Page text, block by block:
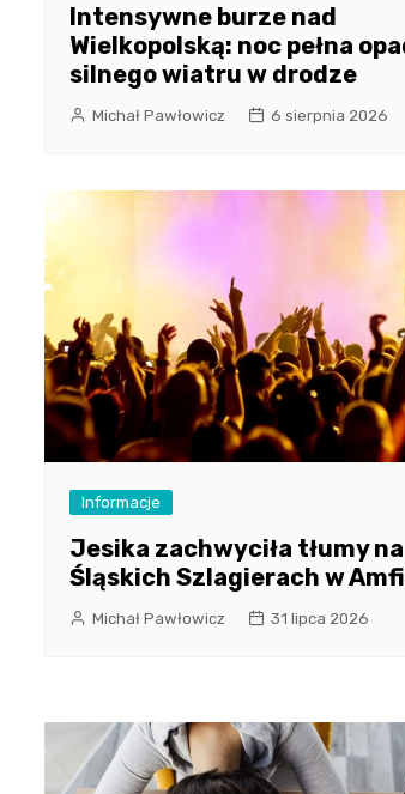
Intensywne burze nad
Wielkopolską: noc pełna
silnego wiatru w drodze
Michał Pawłowicz 6 sierpnia 2026
Informacje
Jesika zachwyciła tłumy na
Śląskich Szlagierach w
Michał Pawłowicz 31 lipca 2026